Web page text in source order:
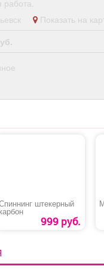
Показать на
штекерный
карбон
999 руб.